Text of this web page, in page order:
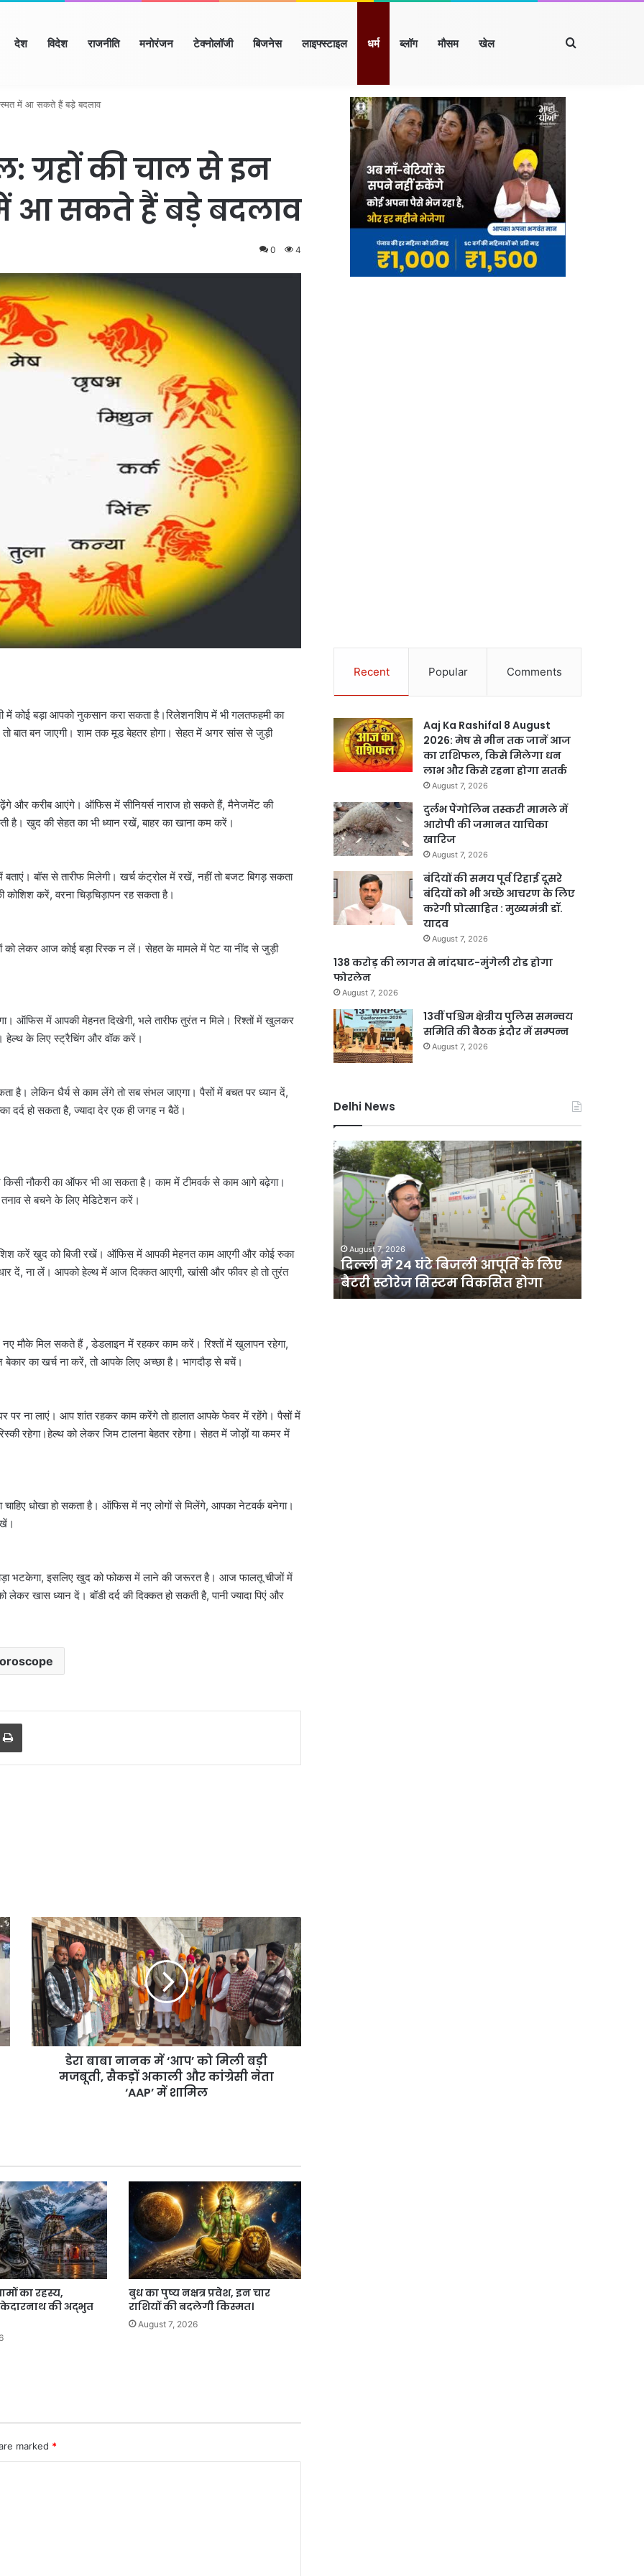
देश विदेश राजनीति मनोरंजन टेक्नोलॉजी बिजनेस लाइफ्स्टाइल धर्म ब्लॉग मौसम खेल Search for
में आ सकते हैं बड़े बदलाव
ग्रहों की चाल से इन
आ सकते हैं बड़े बदलाव
0 4
कोई बड़ा आपको नुकसान करा सकता है।रिलेशनशिप में भी गलतफहमी का
बात बन जाएगी। शाम तक मूड बेहतर होगा। सेहत में अगर सांस से जुड़ी
करीब आएंगे। ऑफिस में सीनियर्स नाराज हो सकते हैं, मैनेजमेंट की
है। खुद की सेहत का भी ध्यान रखें, बाहर का खाना कम करें।
बॉस से तारीफ मिलेगी। खर्च कंट्रोल में रखें, नहीं तो बजट बिगड़ सकता
कोशिश करें, वरना चिड़चिड़ापन रह सकता है।
लेकर आज कोई बड़ा रिस्क न लें। सेहत के मामले में पेट या नींद से जुड़ी
ऑफिस में आपकी मेहनत दिखेगी, भले तारीफ तुरंत न मिले। रिश्तों में खुलकर
हेल्थ के लिए स्ट्रैचिंग और वॉक करें।
है। लेकिन धैर्य से काम लेंगे तो सब संभल जाएगा। पैसों में बचत पर ध्यान दें,
दर्द हो सकता है, ज्यादा देर एक ही जगह न बैठें।
नौकरी का ऑफर भी आ सकता है। काम में टीमवर्क से काम आगे बढ़ेगा।
से बचने के लिए मेडिटेशन करें।
करें खुद को बिजी रखें। ऑफिस में आपकी मेहनत काम आएगी और कोई रुका
दें, ना लें। आपको हेल्थ में आज दिक्कत आएगी, खांसी और फीवर हो तो तुरंत
मौके मिल सकते हैं , डेडलाइन में रहकर काम करें। रिश्तों में खुलापन रहेगा,
बेकार का खर्च ना करें, तो आपके लिए अच्छा है। भागदौड़ से बचें।
पर ना लाएं। आप शांत रहकर काम करेंगे तो हालात आपके फेवर में रहेंगे। पैसों में
रहेगा।हेल्थ को लेकर जिम टालना बेहतर रहेगा। सेहत में जोड़ों या कमर में
धोखा हो सकता है। ऑफिस में नए लोगों से मिलेंगे, आपका नेटवर्क बनेगा।
भटकेगा, इसलिए खुद को फोकस में लाने की जरूरत है। आज फालतू चीजों में
खास ध्यान दें। बॉडी दर्द की दिक्कत हो सकती है, पानी ज्यादा पिएं और
Email Print
डेरा
बाबा
नानक
में
‘आप’
को
मिली
बड़ी
मजबूती,
शामिल
डेरा बाबा नानक में ‘आप’ को मिली बड़ी
मजबूती, सैकड़ों अकाली और कांग्रेसी नेता
‘AAP’ में शामिल
का रहस्य,
केदारनाथ की अद्भुत
बुध का पुष्य नक्षत्र प्रवेश, इन चार
राशियों की बदलेगी किस्मत।
August 7, 2026
marked *
Recent Popular Comments
Aaj Ka Rashifal 8 August
2026: मेष से मीन तक जानें आज
का राशिफल, किसे मिलेगा धन
लाभ और किसे रहना होगा सतर्क
August 7, 2026
दुर्लभ पैंगोलिन तस्करी मामले में
आरोपी की जमानत याचिका
खारिज
August 7, 2026
बंदियों की समय पूर्व रिहाई दूसरे
बंदियों को भी अच्छे आचरण के लिए
करेगी प्रोत्साहित : मुख्यमंत्री डॉ.
यादव
August 7, 2026
138 करोड़ की लागत से नांदघाट-मुंगेली रोड होगा
फोरलेन
August 7, 2026
13वीं पश्चिम क्षेत्रीय पुलिस समन्वय
समिति की बैठक इंदौर में सम्पन्न
August 7, 2026
Delhi News
से हो रहा
की थी
में
नकली
लग्जरी
वालों
पर
करोल बाग में नकली लग्जरी सामान
बेचने वालों पर होगी कार्रवाई, हाईकोर्ट
दिल्ली
में
24
घंटे
बिजली
आपूर्ति
लिए
बैटरी
स्टोरेज
सिस्टम
August 7, 2026
दिल्ली में 24 घंटे बिजली आपूर्ति के लिए
बैटरी स्टोरेज सिस्टम विकसित होगा
जली
नकदी
यशवंत
पर
एसआईटी
सुप्रीम